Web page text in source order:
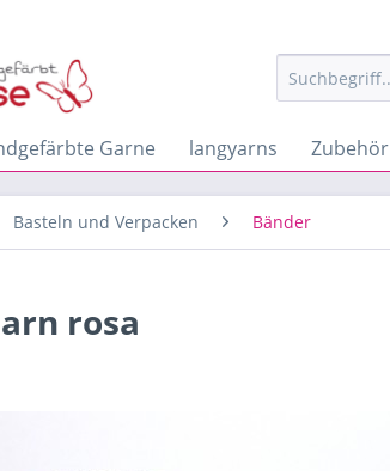
Garne langyarns Zubehör
Basteln und Verpacken Bänder
rosa